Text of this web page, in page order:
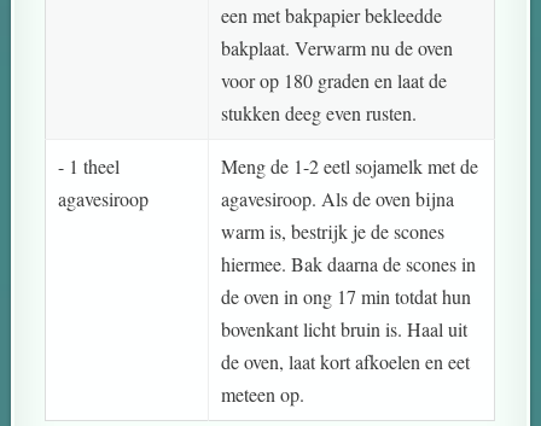
een met bakpapier bekleedde
bakplaat. Verwarm nu de oven
voor op 180 graden en laat de
stukken deeg even rusten.
- 1 theel
agavesiroop
Meng de 1-2 eetl sojamelk met de
agavesiroop. Als de oven bijna
warm is, bestrijk je de scones
hiermee. Bak daarna de scones in
de oven in ong 17 min totdat hun
bovenkant licht bruin is. Haal uit
de oven, laat kort afkoelen en eet
meteen op.